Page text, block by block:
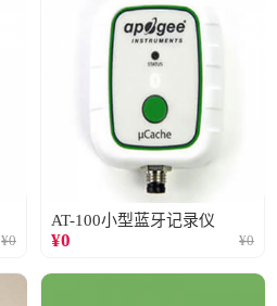
¥0
AT-100小型蓝牙记录仪
¥0 ¥0